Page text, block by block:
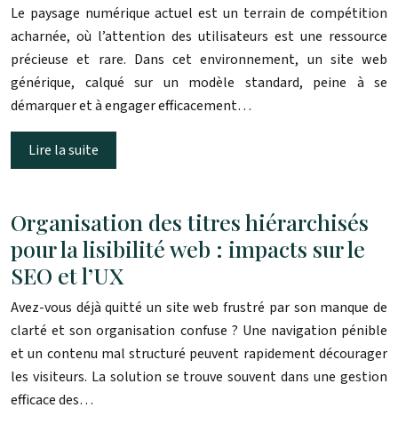
Le paysage numérique actuel est un terrain de compétition
acharnée, où l’attention des utilisateurs est une ressource
précieuse et rare. Dans cet environnement, un site web
générique, calqué sur un modèle standard, peine à se
démarquer et à engager efficacement…
Lire la suite
Organisation des titres hiérarchisés
pour la lisibilité web : impacts sur le
SEO et l’UX
Avez-vous déjà quitté un site web frustré par son manque de
clarté et son organisation confuse ? Une navigation pénible
et un contenu mal structuré peuvent rapidement décourager
les visiteurs. La solution se trouve souvent dans une gestion
efficace des…